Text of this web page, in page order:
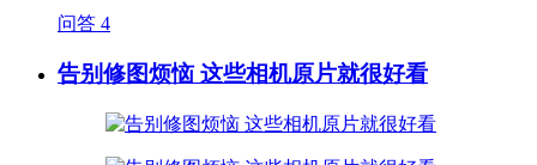
问答 4
告别修图烦恼 这些相机原片就很好看